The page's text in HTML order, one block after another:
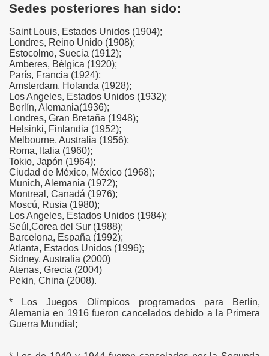
Sedes posteriores han sido:
Saint Louis, Estados Unidos (1904);
Londres, Reino Unido (1908);
Estocolmo, Suecia (1912);
Amberes, Bélgica (1920);
Parí­s, Francia (1924);
Amsterdam, Holanda (1928);
Los Angeles, Estados Unidos (1932);
Berlín, Alemania(1936);
Londres, Gran Bretaña (1948);
Helsinki, Finlandia (1952);
Melbourne, Australia (1956);
Roma, Italia (1960);
Tokio, Japón (1964);
Ciudad de México, México (1968);
Munich, Alemania (1972);
Montreal, Canadá (1976);
Moscú, Rusia (1980);
Los Angeles, Estados Unidos (1984);
Seúl,Corea del Sur (1988);
Barcelona, España (1992);
Atlanta, Estados Unidos (1996);
Sidney, Australia (2000)
Atenas, Grecia (2004)
Pekin, China (2008).
* Los Juegos Olímpicos programados para Berlín,
Alemania en 1916 fueron cancelados debido a la Primera
Guerra Mundial;
LAURA ÁLAMO ROMERO
SÁNCHEZ